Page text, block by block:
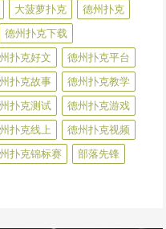
大菠萝扑克
德州扑克
德州扑克下载
扑克好文
德州扑克平台
扑克故事
德州扑克教学
扑克测试
德州扑克游戏
扑克线上
德州扑克视频
扑克锦标赛
部落先锋